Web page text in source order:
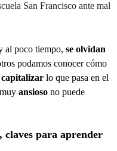
San Francisco ante mal
al poco tiempo, se olvidan
podamos conocer cómo
capitalizar lo que pasa en el
ansioso no puede
claves para aprender